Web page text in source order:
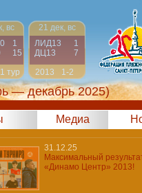
вс
1
15
1 тур
21 дек, вс
ЛИД13
1
ДЦ13
7
2013
1-2
— декабрь 2025)
Медиа
31.12.25
Максимальный
«Динамо Центр» 2013!